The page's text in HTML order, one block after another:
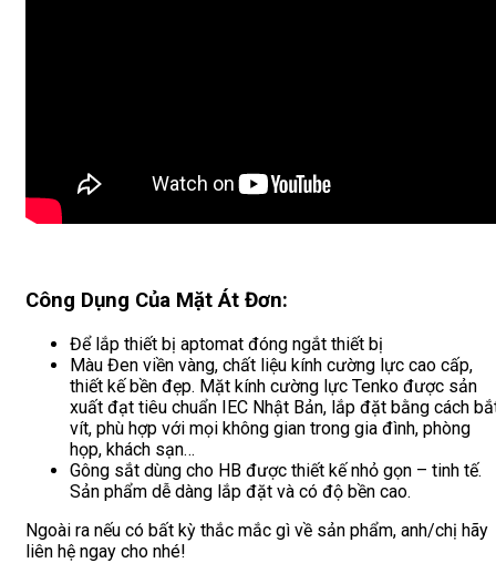
Công Dụng Của Mặt Át Đơn:
Để lắp thiết bị aptomat đóng ngắt thiết bị
Màu Đen viền vàng, chất liệu kính cường lực cao cấp,
thiết kế bền đẹp. Mặt kính cường lực Tenko được sản
xuất đạt tiêu chuẩn IEC Nhật Bản, lắp đặt bằng cách
vít, phù hợp với mọi không gian trong gia đình, phòng
họp, khách sạn…
Gông sắt dùng cho HB được thiết kế nhỏ gọn – tinh tế.
Sản phẩm dễ dàng lắp đặt và có độ bền cao.
Ngoài ra nếu có bất kỳ thắc mắc gì về sản phẩm, anh/chị hãy
liên hệ ngay cho nhé!